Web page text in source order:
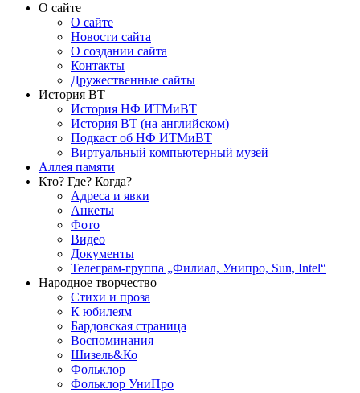
О сайте
О сайте
Новости сайта
О создании сайта
Контакты
Дружественные сайты
История ВТ
История НФ ИТМиВТ
История ВТ (на английском)
Подкаст об НФ ИТМиВТ
Виртуальный компьютерный музей
Аллея памяти
Кто? Где? Когда?
Адреса и явки
Анкеты
Фото
Видео
Документы
Телеграм-группа „Филиал, Унипро, Sun, Intel“
Народное творчество
Стихи и проза
К юбилеям
Бардовская страница
Воспоминания
Шизель&Ко
Фольклор
Фольклор УниПро